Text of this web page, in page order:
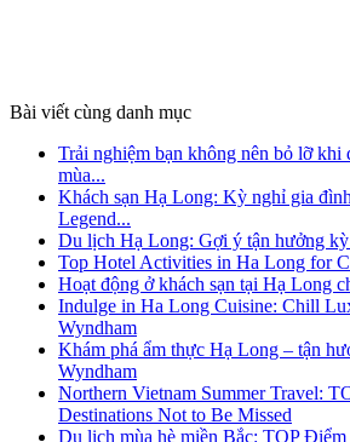
Bài viết cùng danh mục
Trải nghiệm bạn không nên bỏ lỡ
mùa...
Khách sạn Hạ Long: Kỳ nghỉ gia
Legend...
Du lịch Hạ Long: Gợi ý tận hưởng
Top Hotel Activities in Ha Long for
Hoạt động ở khách sạn tại Hạ Long
Indulge in Ha Long Cuisine: Chill
Wyndham
Khám phá ẩm thực Hạ Long – tận
Wyndham
Northern Vietnam Summer Travel:
Destinations Not to Be Missed
Du lịch mùa hè miền Bắc: TOP